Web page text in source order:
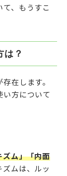
て、もうすこ
は？
在します。
い方について
ズム」「内面
ズムは、ルッ